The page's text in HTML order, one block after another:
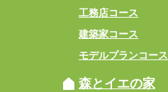
工務店コース
建築家コース
モデルプランコース
森とイエの家